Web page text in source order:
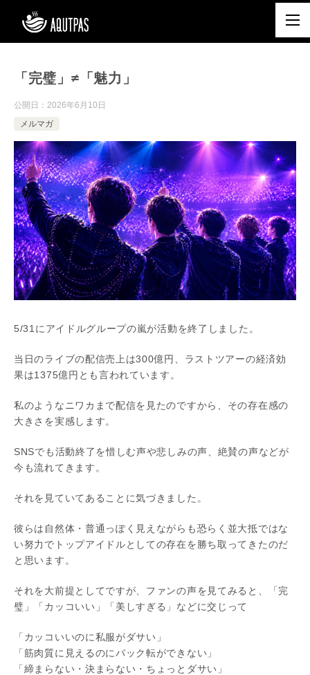
「完璧」≠「魅力」
公開日： 2026年6月10日
メルマガ
5/31にアイドルグループの嵐が活動を終了しました。
当日のライブの配信売上は300億円、ラストツアーの経済効
果は1375億円とも言われています。
私のようなニワカまで配信を見たのですから、その存在感の
大きさを実感します。
SNSでも活動終了を惜しむ声や悲しみの声、絶賛の声などが
今も流れてきます。
それを見ていてあることに気づきました。
彼らは自然体・普通っぽく見えながらも恐らく並大抵ではな
い努力でトップアイドルとしての存在を勝ち取ってきたのだ
と思います。
それを大前提としてですが、ファンの声を見てみると、「完
璧」「カッコいい」「美しすぎる」などに交じって
「カッコいいのに私服がダサい」
「筋肉質に見えるのにバック転ができない」
「締まらない・決まらない・ちょっとダサい」